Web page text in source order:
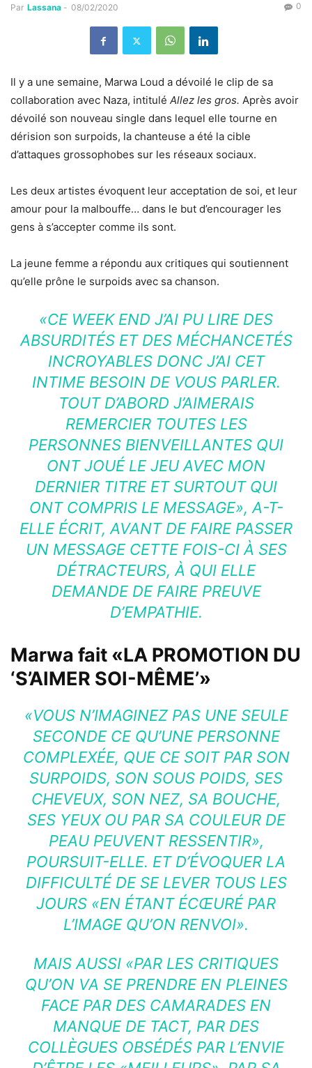
Par Lassana - 08/02/2020 0
Il y a une semaine, Marwa Loud a dévoilé le clip de sa
collaboration avec Naza, intitulé Allez les gros. Après avoir
dévoilé son nouveau single dans lequel elle tourne en
dérision son surpoids, la chanteuse a été la cible
d’attaques grossophobes sur les réseaux sociaux.
Les deux artistes évoquent leur acceptation de soi, et leur
amour pour la malbouffe… dans le but d’encourager les
gens à s’accepter comme ils sont.
La jeune femme a répondu aux critiques qui soutiennent
qu’elle prône le surpoids avec sa chanson.
«CE WEEK END J’AI PU LIRE DES
ABSURDITÉS ET DES MÉCHANCETÉS
INCROYABLES DONC J’AI CET
INTIME BESOIN DE VOUS PARLER.
TOUT D’ABORD J’AIMERAIS
REMERCIER TOUTES LES
PERSONNES BIENVEILLANTES QUI
ONT JOUÉ LE JEU AVEC MON
DERNIER TITRE ET SURTOUT QUI
ONT COMPRIS LE MESSAGE», A-T-
ELLE ÉCRIT, AVANT DE FAIRE PASSER
UN MESSAGE CETTE FOIS-CI À SES
DÉTRACTEURS, À QUI ELLE
DEMANDE DE FAIRE PREUVE
D’EMPATHIE.
Marwa fait «LA PROMOTION DU
‘S’AIMER SOI-MÊME’»
«VOUS N’IMAGINEZ PAS UNE SEULE
SECONDE CE QU’UNE PERSONNE
COMPLEXÉE, QUE CE SOIT PAR SON
SURPOIDS, SON SOUS POIDS, SES
CHEVEUX, SON NEZ, SA BOUCHE,
SES YEUX OU PAR SA COULEUR DE
PEAU PEUVENT RESSENTIR»,
POURSUIT-ELLE. ET D’ÉVOQUER LA
DIFFICULTÉ DE SE LEVER TOUS LES
JOURS «EN ÉTANT ÉCŒURÉ PAR
L’IMAGE QU’ON RENVOI».
MAIS AUSSI «PAR LES CRITIQUES
QU’ON VA SE PRENDRE EN PLEINES
FACE PAR DES CAMARADES EN
MANQUE DE TACT, PAR DES
COLLÈGUES OBSÉDÉS PAR L’ENVIE